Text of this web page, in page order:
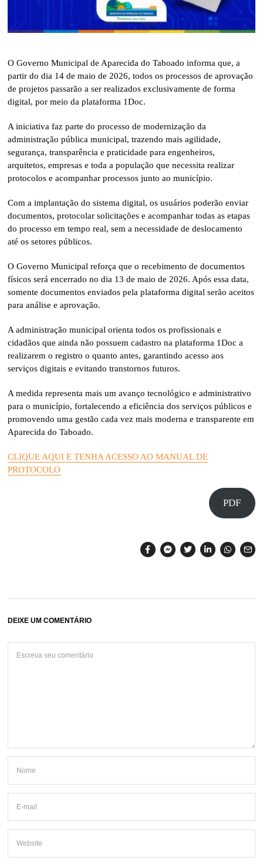
O Governo Municipal de Aparecida do Taboado informa que, a
partir do dia 14 de maio de 2026, todos os processos de aprovação
de projetos passarão a ser realizados exclusivamente de forma
digital, por meio da plataforma 1Doc.
A iniciativa faz parte do processo de modernização da
administração pública municipal, trazendo mais agilidade,
segurança, transparência e praticidade para engenheiros,
arquitetos, empresas e toda a população que necessita realizar
protocolos e acompanhar processos junto ao município.
Com a implantação do sistema digital, os usuários poderão enviar
documentos, protocolar solicitações e acompanhar todas as etapas
do processo em tempo real, sem a necessidade de deslocamento
até os setores públicos.
O Governo Municipal reforça que o recebimento de documentos
físicos será encerrado no dia 13 de maio de 2026. Após essa data,
somente documentos enviados pela plataforma digital serão aceitos
para análise e aprovação.
A administração municipal orienta todos os profissionais e
cidadãos que ainda não possuem cadastro na plataforma 1Doc a
realizarem o registro o quanto antes, garantindo acesso aos
serviços digitais e evitando transtornos futuros.
A medida representa mais um avanço tecnológico e administrativo
para o município, fortalecendo a eficiência dos serviços públicos e
promovendo uma gestão cada vez mais moderna e transparente em
Aparecida do Taboado.
CLIQUE AQUI E TENHA ACESSO AO MANUAL DE
PROTOCOLO
PDF
DEIXE UM COMENTÁRIO